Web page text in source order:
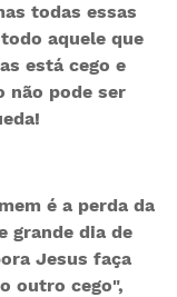
todas essas
aquele que
está cego e
não pode ser
é a perda da
grande dia de
Jesus faça
outro cego",